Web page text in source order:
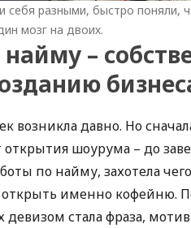
себя разными, быстро поняли,
мозг на двоих.
–
возникла давно. Но
шоурума – до
по найму, захотела
именно кофейню.
стала фраза,